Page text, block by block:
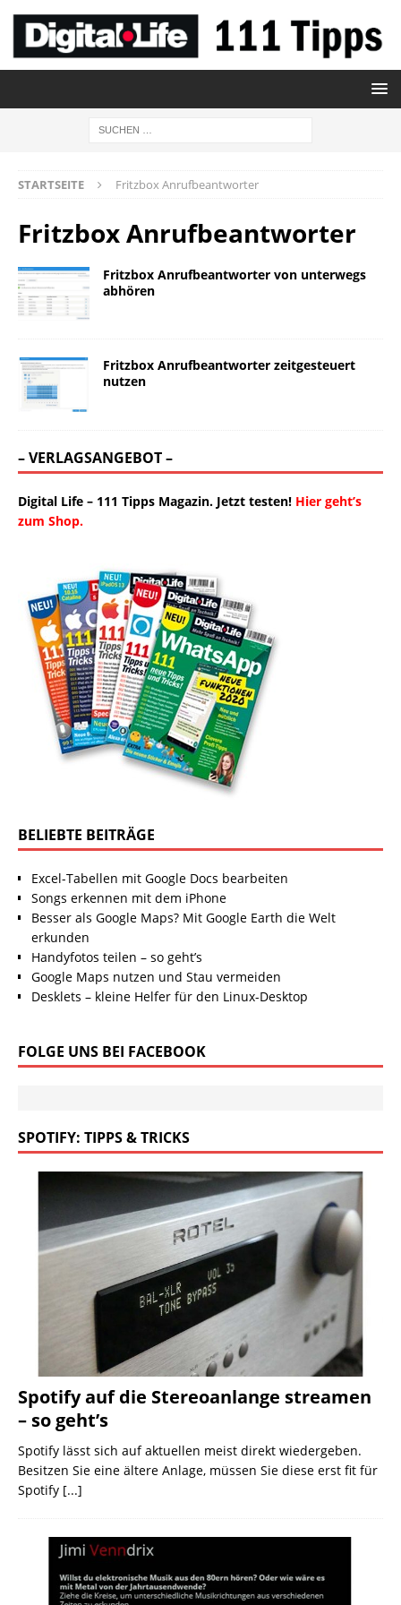
STARTSEITE Fritzbox Anrufbeantworter
Fritzbox Anrufbeantworter
Fritzbox Anrufbeantworter von unterwegs
abhören
Fritzbox Anrufbeantworter zeitgesteuert
nutzen
– VERLAGSANGEBOT –
Digital Life – 111 Tipps Magazin. Jetzt testen! Hier geht’s
zum Shop.
BELIEBTE BEITRÄGE
Excel-Tabellen mit Google Docs bearbeiten
Songs erkennen mit dem iPhone
Besser als Google Maps? Mit Google Earth die Welt
erkunden
Handyfotos teilen – so geht’s
Google Maps nutzen und Stau vermeiden
Desklets – kleine Helfer für den Linux-Desktop
FOLGE UNS BEI FACEBOOK
SPOTIFY: TIPPS & TRICKS
Spotify auf die Stereoanlange streamen
– so geht’s
Spotify lässt sich auf aktuellen meist direkt wiedergeben.
Besitzen Sie eine ältere Anlage, müssen Sie diese erst fit für
Spotify [...]